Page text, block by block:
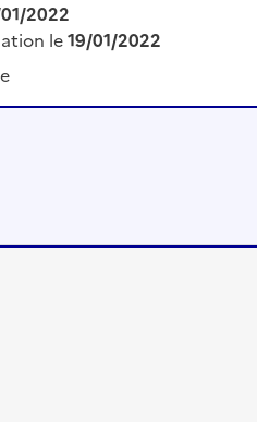
2022
le19/01/2022